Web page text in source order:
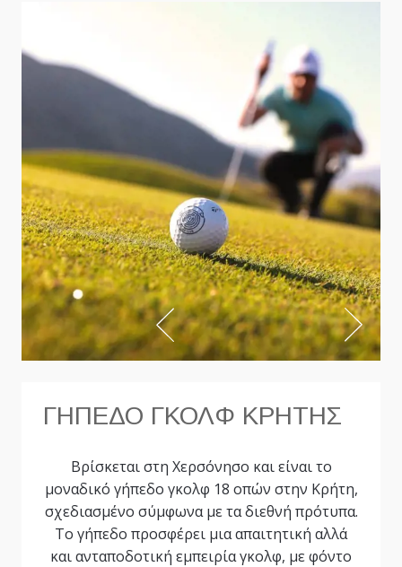
ΓΗΠΕΔΟ ΓΚΟΛΦ ΚΡΗΤΗΣ
Βρίσκεται στη Χερσόνησο και είναι το
μοναδικό γήπεδο γκολφ 18 οπών στην Κρήτη,
σχεδιασμένο σύμφωνα με τα διεθνή πρότυπα.
Το γήπεδο προσφέρει μια απαιτητική αλλά
και ανταποδοτική εμπειρία γκολφ, με φόντο